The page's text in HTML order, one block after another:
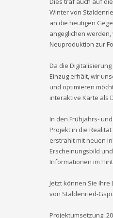
Winter von
an die heutigen
angeglichen
Neuproduktion zur
Da die
Einzug erhält, wir
und optimieren
interaktive Karte als
In den Frühjahrs-
Projekt in die
erstrahlt mit neuen
Erscheinungsbild
Informationen im
Jetzt können Sie
von Staldenried-
Projektumsetzung: